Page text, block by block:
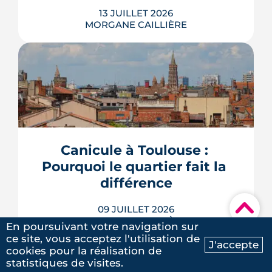
Ma recherche Contactez-nous
▾
Laure G.| le 20 Mai 2025
13 JUILLET 2026
MORGANE CAILLIÈRE
Avec le vote du Sénat du 8 juillet, un
logement classé F ou G pourra rester
en location sous conditions de travaux.
Que faut-il en retenir quand on
des lieux des règles, des échéances et
des marges de manœuvre.
LIRE L'ARTICLE
Canicule à Toulouse :
Pourquoi le quartier fait la
différence
09 JUILLET 2026
MORGANE CAILLIÈRE
En poursuivant votre navigation sur
ce site, vous acceptez l'utilisation de
cookies pour la réalisation de
statistiques de visites.
J'accepte